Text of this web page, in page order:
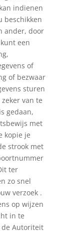
indienen
beschikken
ander, door
een
of
of bezwaar
sturen
van te
gedaan,
met
kopie je
strook met
ter
zo snel
verzoek .
op wijzen
in te
Autoriteit